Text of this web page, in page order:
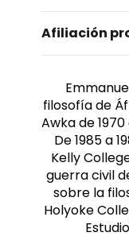
Afiliación
filosofía de
Awka de
De 1985 a
Kelly
guerra civil
sobre la
Holyoke